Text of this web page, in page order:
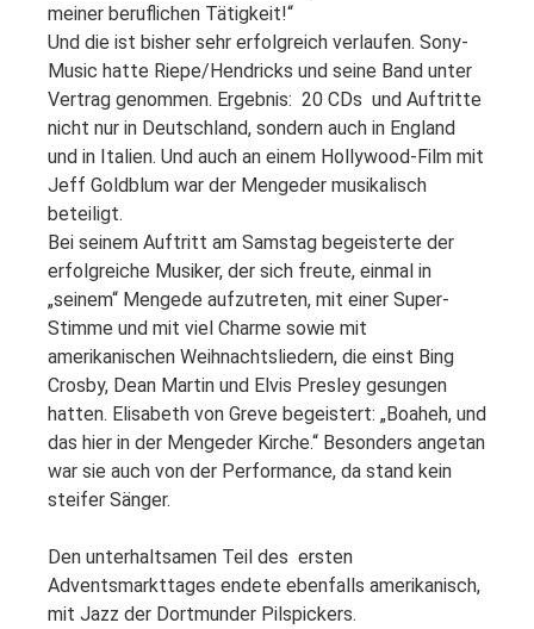
meiner beruflichen Tätigkeit!“
Und die ist bisher sehr erfolgreich verlaufen. Sony-
Music hatte Riepe/Hendricks und seine Band unter
Vertrag genommen. Ergebnis: 20 CDs und Auftritte
nicht nur in Deutschland, sondern auch in England
und in Italien. Und auch an einem Hollywood-Film mit
Jeff Goldblum war der Mengeder musikalisch
beteiligt.
Bei seinem Auftritt am Samstag begeisterte der
erfolgreiche Musiker, der sich freute, einmal in
„seinem“ Mengede aufzutreten, mit einer Super-
Stimme und mit viel Charme sowie mit
amerikanischen Weihnachtsliedern, die einst Bing
Crosby, Dean Martin und Elvis Presley gesungen
hatten. Elisabeth von Greve begeistert: „Boaheh, und
das hier in der Mengeder Kirche.“ Besonders angetan
war sie auch von der Performance, da stand kein
steifer Sänger.
Den unterhaltsamen Teil des ersten
Adventsmarkttages endete ebenfalls amerikanisch,
mit Jazz der Dortmunder Pilspickers.